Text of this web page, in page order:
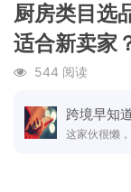
厨房类目选
适合新卖家
544 阅读
跨境早知
这家伙很懒